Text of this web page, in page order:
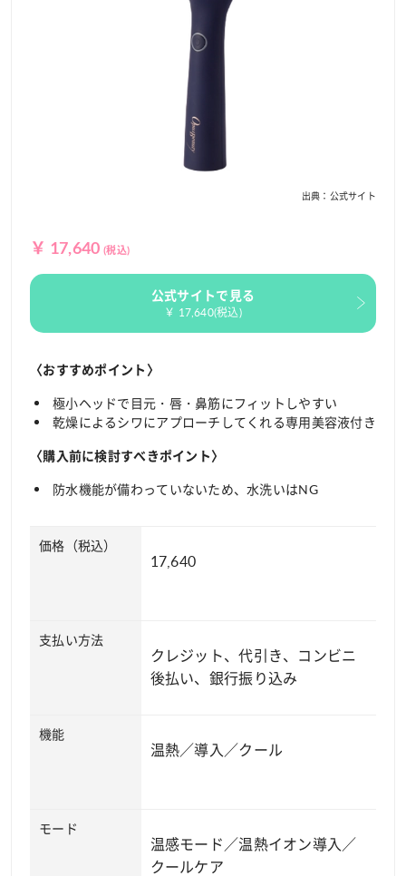
出典：公式サイト
￥ 17,640 (税込)
公式サイトで見る
￥ 17,640(税込)
〈おすすめポイント〉
極小ヘッドで目元・唇・鼻筋にフィットしやすい
乾燥によるシワにアプローチしてくれる専用美容液付き
〈購入前に検討すべきポイント〉
防水機能が備わっていないため、水洗いはNG
価格（税込）
17,640
支払い方法
クレジット、代引き、コンビニ
後払い、銀行振り込み
機能
温熱／導入／クール
モード
温感モード／温熱イオン導入／
クールケア